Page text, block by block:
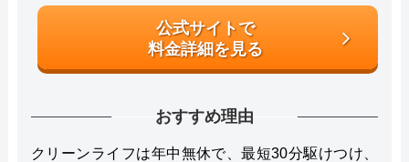
公式サイトで
料金詳細を見る
おすすめ理由
クリーンライフは年中無休で、最短30分駆けつけ、